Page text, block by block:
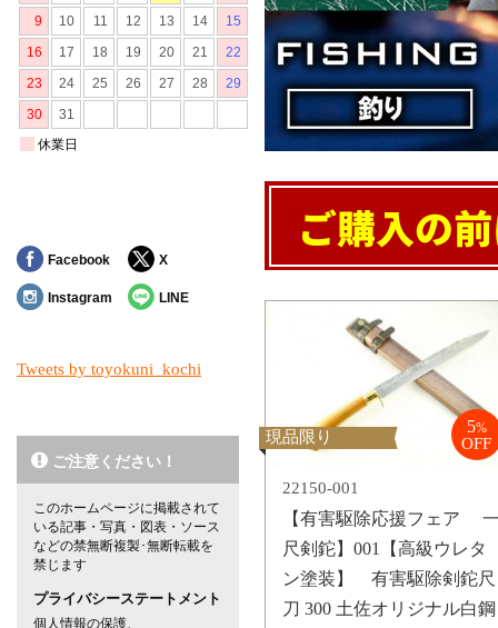
現品限り
5%
OFF
22150-001
【有害駆除応援フェア
尺剣鉈】001【高級ウレタ
ン塗装】 有害駆除剣鉈尺
刀 300 土佐オリジナル白鋼
Facebook X
Instagram LINE
Tweets by toyokuni_kochi
ご注意ください！
このホームページに掲載されて
いる記事・写真・図表・ソース
などの禁無断複製･無断転載を
禁じます
プライバシーステートメント
個人情報の保護、